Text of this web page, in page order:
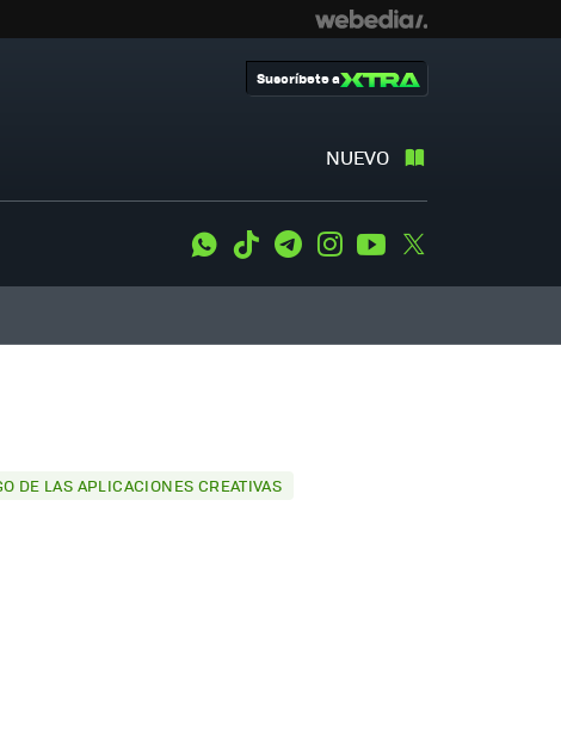
NUEVO
Suscríbete a
WhatsApp
Tiktok TelegramInstagramYoutube
DE LAS APLICACIONES CREATIVAS